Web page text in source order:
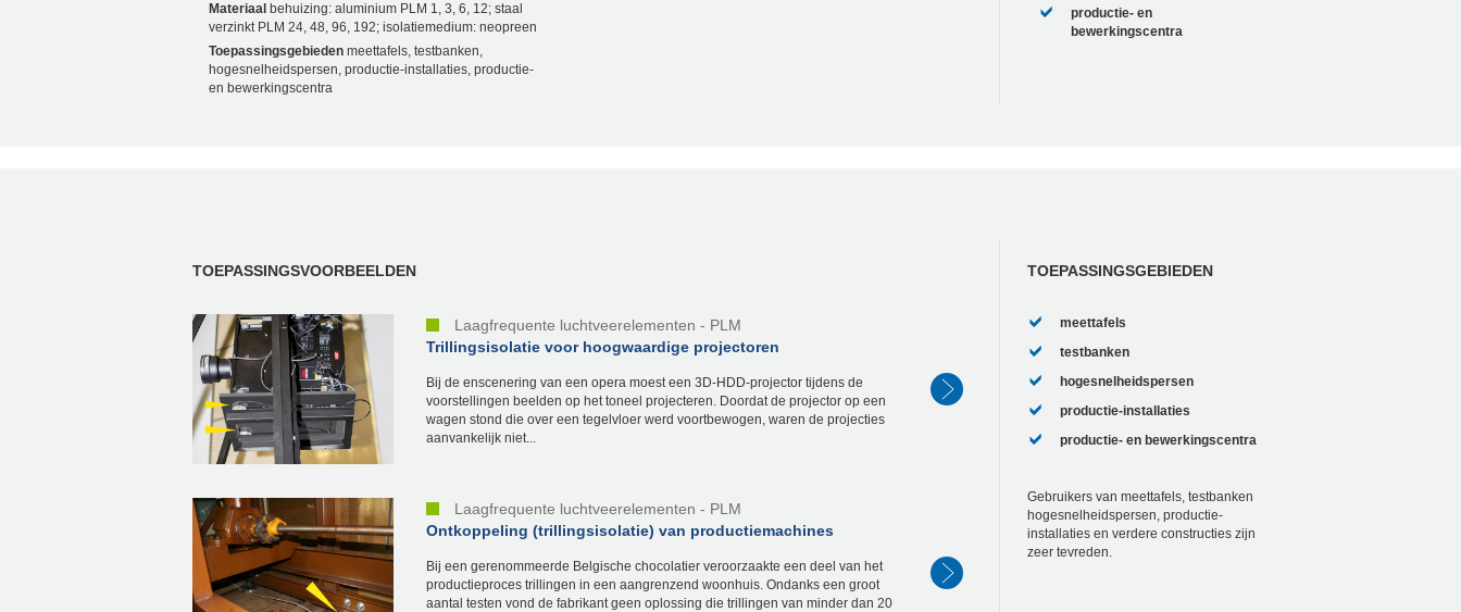
Materiaal behuizing: aluminium PLM 1, 3, 6, 12; staal
verzinkt PLM 24, 48, 96, 192; isolatiemedium: neopreen
Toepassingsgebieden meettafels, testbanken,
hogesnelheidspersen, productie-installaties, productie-
en bewerkingscentra
productie- en
bewerkingscentra
TOEPASSINGSVOORBEELDEN
Laagfrequente luchtveerelementen - PLM
Trillingsisolatie voor hoogwaardige projectoren
Bij de enscenering van een opera moest een 3D-HDD-projector tijdens de
voorstellingen beelden op het toneel projecteren. Doordat de projector op een
wagen stond die over een tegelvloer werd voortbewogen, waren de projecties
aanvankelijk niet...
Laagfrequente luchtveerelementen - PLM
Ontkoppeling (trillingsisolatie) van productiemachines
Bij een gerenommeerde Belgische chocolatier veroorzaakte een deel van het
productieproces trillingen in een aangrenzend woonhuis. Ondanks een groot
aantal testen vond de fabrikant geen oplossing die trillingen van minder dan 20
TOEPASSINGSGEBIEDEN
meettafels
testbanken
hogesnelheidspersen
productie-installaties
productie- en bewerkingscentra
Gebruikers van meettafels, testbanken
hogesnelheidspersen, productie-
installaties en verdere constructies zijn
zeer tevreden.